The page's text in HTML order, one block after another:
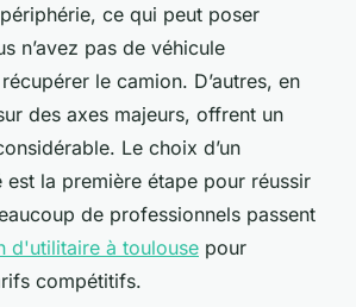
ce qui peut poser
n’avez pas de véhicule
le camion. D’autres, en
des axes majeurs, offrent un
Le choix d’un
est la première étape pour réussir
de professionnels passent
d'utilitaire à toulouse pour
compétitifs.